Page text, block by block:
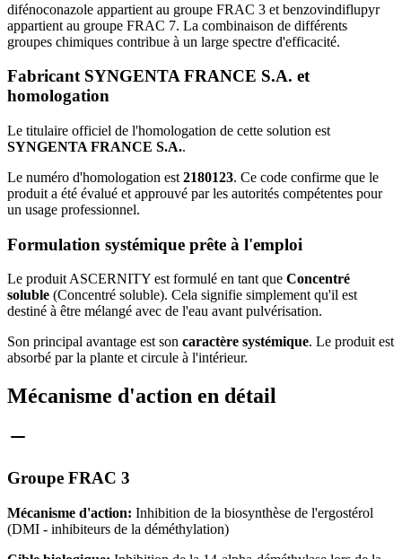
difénoconazole appartient au groupe FRAC 3 et benzovindiflupyr
appartient au groupe FRAC 7. La combinaison de différents
groupes chimiques contribue à un large spectre d'efficacité.
Fabricant SYNGENTA FRANCE S.A. et
homologation
Le titulaire officiel de l'homologation de cette solution est
SYNGENTA FRANCE S.A..
Le numéro d'homologation est 2180123. Ce code confirme que le
produit a été évalué et approuvé par les autorités compétentes pour
un usage professionnel.
Formulation systémique prête à l'emploi
Le produit ASCERNITY est formulé en tant que Concentré
soluble (Concentré soluble). Cela signifie simplement qu'il est
destiné à être mélangé avec de l'eau avant pulvérisation.
Son principal avantage est son caractère systémique. Le produit est
absorbé par la plante et circule à l'intérieur.
Mécanisme d'action en détail
Groupe FRAC 3
Mécanisme d'action: Inhibition de la biosynthèse de l'ergostérol
(DMI - inhibiteurs de la déméthylation)